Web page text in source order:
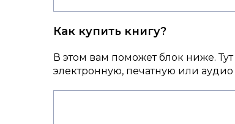
Как купить книгу?
В этом вам поможет блок ниже.
электронную, печатную или